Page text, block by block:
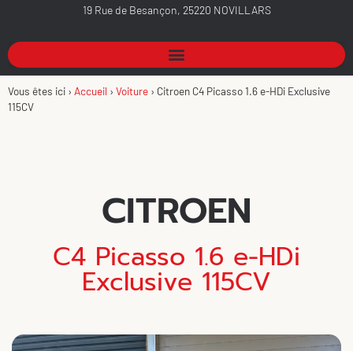
19 Rue de Besançon, 25220 NOVILLARS
Vous êtes ici › Accueil › Voiture › Citroen C4 Picasso 1.6 e-HDi Exclusive
115CV
CITROEN
C4 Picasso 1.6 e-HDi
Exclusive 115CV